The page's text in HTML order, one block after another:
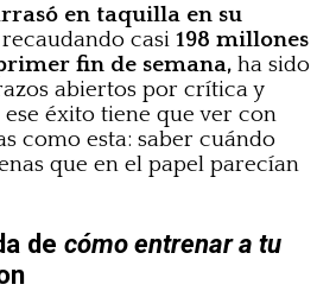
en taquilla en su
recaudando casi 198 millones
fin de semana, ha sido
abiertos por crítica y
éxito tiene que ver con
como esta: saber cuándo
que en el papel parecían
de cómo entrenar a tu